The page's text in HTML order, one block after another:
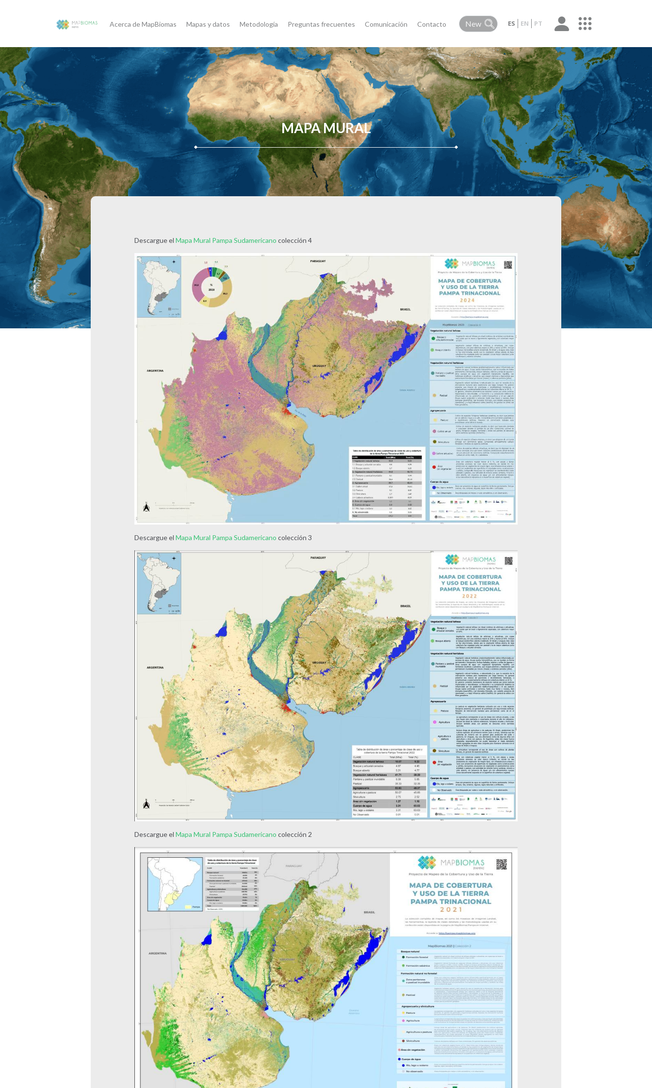
Acerca de MapBiomas Mapas y datos Metodología Preguntas frecuentes Comunicación Contacto ES EN PT
MAPA MURAL
Descargue el Mapa Mural Pampa Sudamericano colección 4
Descargue el Mapa Mural Pampa Sudamericano colección 3
Descargue el Mapa Mural Pampa Sudamericano colección 2